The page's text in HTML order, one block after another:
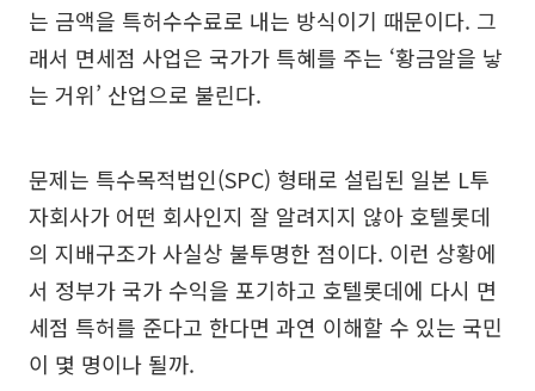
는 금액을 특허수수료로 내는 방식이기 때문이다. 그
래서 면세점 사업은 국가가 특혜를 주는 ‘황금알을 낳
는 거위’ 산업으로 불린다.
문제는 특수목적법인(SPC) 형태로 설립된 일본 L투
자회사가 어떤 회사인지 잘 알려지지 않아 호텔롯데
의 지배구조가 사실상 불투명한 점이다. 이런 상황에
서 정부가 국가 수익을 포기하고 호텔롯데에 다시 면
세점 특허를 준다고 한다면 과연 이해할 수 있는 국민
이 몇 명이나 될까.